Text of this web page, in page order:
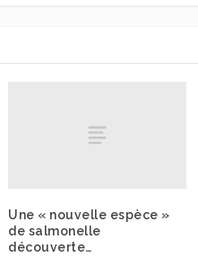
Une « nouvelle espèce »
de salmonelle
découverte…